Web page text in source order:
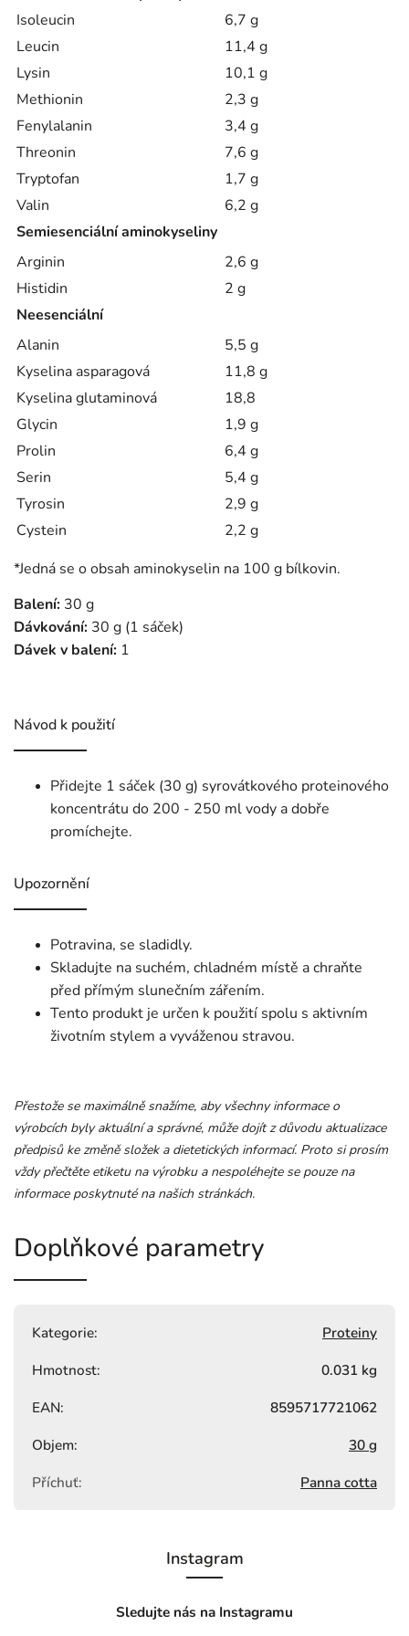
Isoleucin
6,7 g
Leucin
11,4 g
Lysin
10,1 g
Methionin
2,3 g
Fenylalanin
3,4 g
Threonin
7,6 g
Tryptofan
1,7 g
Valin
6,2 g
Semiesenciální aminokyseliny
Arginin
2,6 g
Histidin
2 g
Neesenciální
Alanin
5,5 g
Kyselina asparagová
11,8 g
Kyselina glutaminová
18,8
Glycin
1,9 g
Prolin
6,4 g
Serin
5,4 g
Tyrosin
2,9 g
Cystein
2,2 g
*Jedná se o obsah aminokyselin na 100 g bílkovin.
Balení: 30 g
Dávkování: 30 g (1 sáček)
Dávek v balení: 1
Návod k použití
Přidejte 1 sáček (30 g) syrovátkového proteinového
koncentrátu do 200 - 250 ml vody a dobře
promíchejte.
Upozornění
Potravina, se sladidly.
Skladujte na suchém, chladném místě a chraňte
před přímým slunečním zářením.
Tento produkt je určen k použití spolu s aktivním
životním stylem a vyváženou stravou.
Přestože se maximálně snažíme, aby všechny informace o
výrobcích byly aktuální a správné, může dojít z důvodu aktualizace
předpisů ke změně složek a dietetických informací. Proto si prosím
vždy přečtěte etiketu na výrobku a nespoléhejte se pouze na
informace poskytnuté na našich stránkách.
Doplňkové parametry
Kategorie:
Proteiny
Hmotnost:
0.031 kg
EAN:
8595717721062
Objem:
30 g
Příchuť: Panna cotta
Instagram
Sledujte nás na Instagramu